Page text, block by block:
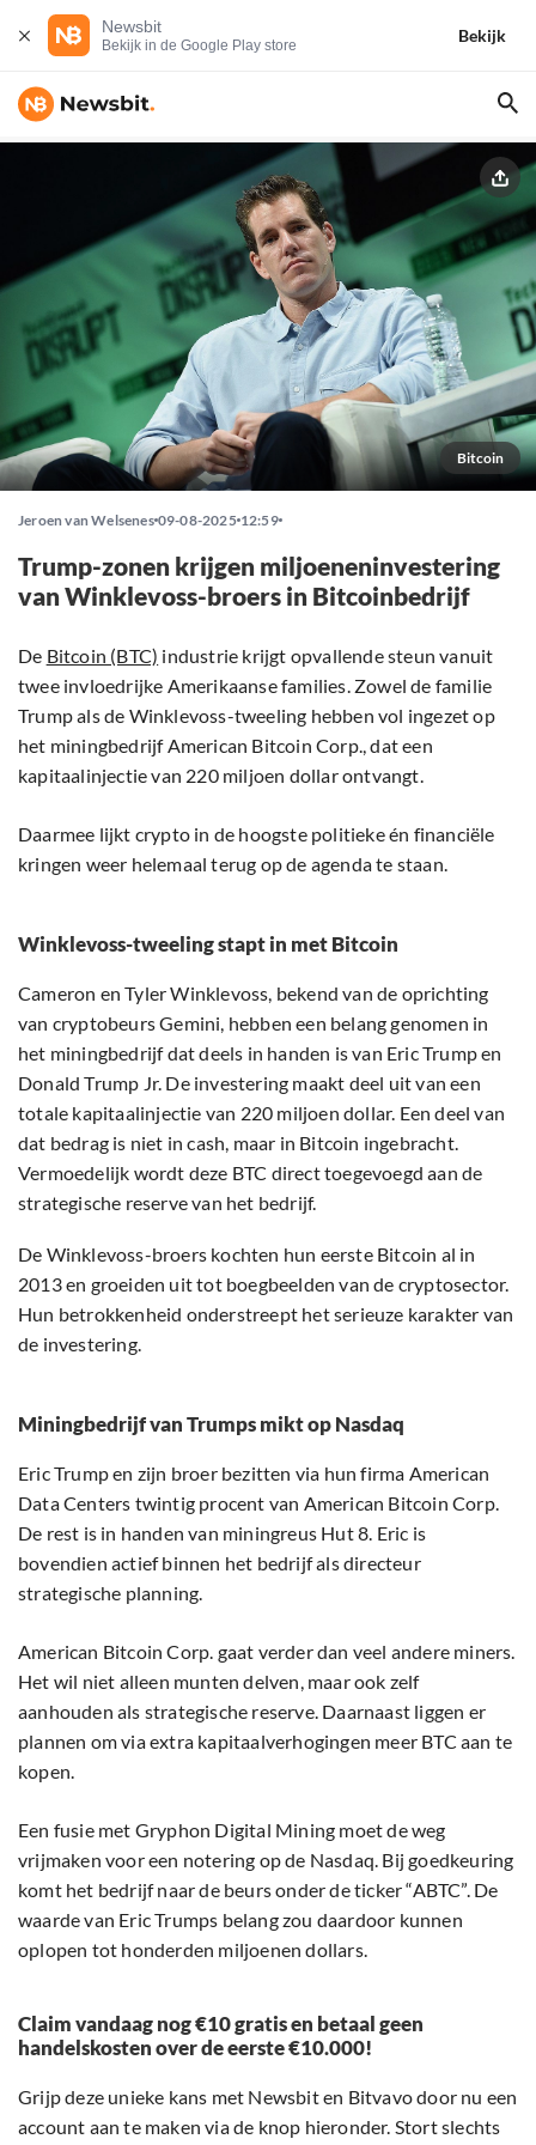
Newsbit
Bekijk in de Google Play store
Bekijk
Bitcoin
Jeroen van Welsenes 09-08-2025 12:59
Trump-zonen krijgen miljoeneninvestering
van Winklevoss-broers in Bitcoinbedrijf
De Bitcoin (BTC) industrie krijgt opvallende steun vanuit
twee invloedrijke Amerikaanse families. Zowel de familie
Trump als de Winklevoss-tweeling hebben vol ingezet op
het miningbedrijf American Bitcoin Corp., dat een
kapitaalinjectie van 220 miljoen dollar ontvangt.
Daarmee lijkt crypto in de hoogste politieke én financiële
kringen weer helemaal terug op de agenda te staan.
Winklevoss-tweeling stapt in met Bitcoin
Cameron en Tyler Winklevoss, bekend van de oprichting
van cryptobeurs Gemini, hebben een belang genomen in
het miningbedrijf dat deels in handen is van Eric Trump en
Donald Trump Jr. De investering maakt deel uit van een
totale kapitaalinjectie van 220 miljoen dollar. Een deel van
dat bedrag is niet in cash, maar in Bitcoin ingebracht.
Vermoedelijk wordt deze BTC direct toegevoegd aan de
strategische reserve van het bedrijf.
De Winklevoss-broers kochten hun eerste Bitcoin al in
2013 en groeiden uit tot boegbeelden van de cryptosector.
Hun betrokkenheid onderstreept het serieuze karakter van
de investering.
Miningbedrijf van Trumps mikt op Nasdaq
Eric Trump en zijn broer bezitten via hun firma American
Data Centers twintig procent van American Bitcoin Corp.
De rest is in handen van miningreus Hut 8. Eric is
bovendien actief binnen het bedrijf als directeur
strategische planning.
American Bitcoin Corp. gaat verder dan veel andere miners.
Het wil niet alleen munten delven, maar ook zelf
aanhouden als strategische reserve. Daarnaast liggen er
plannen om via extra kapitaalverhogingen meer BTC aan te
kopen.
Een fusie met Gryphon Digital Mining moet de weg
vrijmaken voor een notering op de Nasdaq. Bij goedkeuring
komt het bedrijf naar de beurs onder de ticker “ABTC”. De
waarde van Eric Trumps belang zou daardoor kunnen
oplopen tot honderden miljoenen dollars.
Claim vandaag nog €10 gratis en betaal geen
handelskosten over de eerste €10.000!
Grijp deze unieke kans met Newsbit en Bitvavo door nu een
account aan te maken via de knop hieronder. Stort slechts